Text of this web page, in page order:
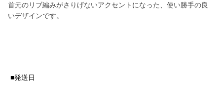
首元のリブ編みがさりげないアクセントになった、使い勝手の良
いデザインです。
■発送日